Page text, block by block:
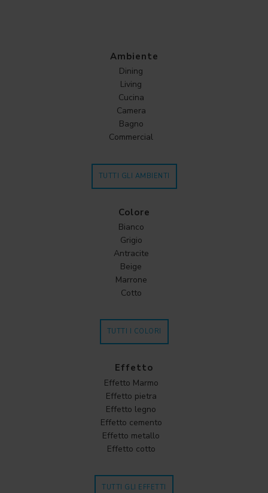
Ambiente
Dining
Living
Cucina
Camera
Bagno
Commercial
TUTTI GLI AMBIENTI
Colore
Bianco
Grigio
Antracite
Beige
Marrone
Cotto
TUTTI I COLORI
Effetto
Effetto Marmo
Effetto pietra
Effetto legno
Effetto cemento
Effetto metallo
Effetto cotto
TUTTI GLI EFFETTI